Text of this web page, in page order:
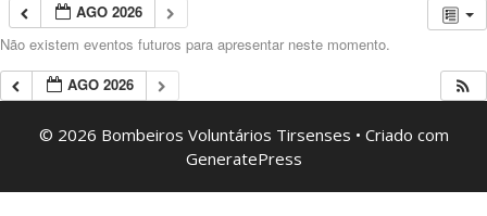
AGO 2026
Não existem eventos futuros para apresentar neste momento.
AGO 2026
© 2026 Bombeiros Voluntários Tirsenses • Criado com
GeneratePress